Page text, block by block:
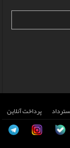
پرداخت آنلاین